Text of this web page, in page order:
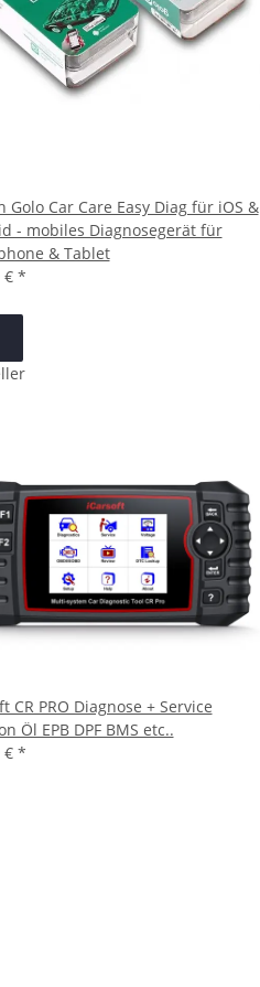
Golo Car Care Easy Diag für iOS &
- mobiles Diagnosegerät für
& Tablet
€ *
CR PRO Diagnose + Service
Öl EPB DPF BMS etc..
€ *